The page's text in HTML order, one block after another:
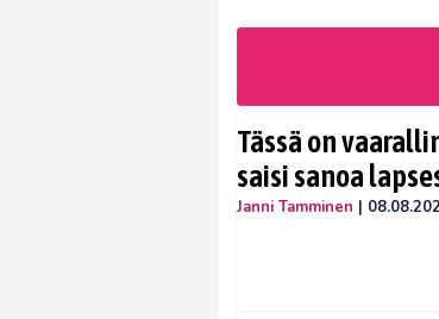
Tässä on
saisi sanoa
Janni Tamminen |